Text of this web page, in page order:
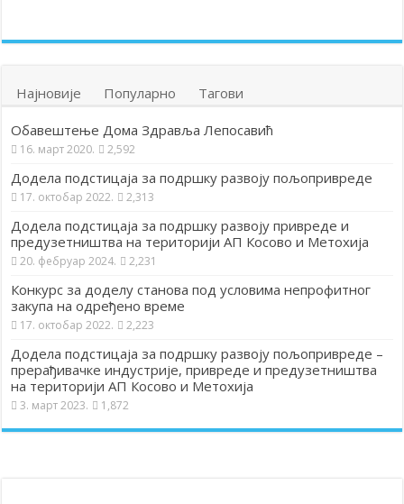
Најновије Популарно Тагови
Обавештење Дома Здравља Лепосавић
16. март 2020. 2,592
Додела подстицаја за подршку развоју пољопривреде
17. октобар 2022. 2,313
Додела подстицаја за подршку развоју привреде и
предузетништва на територији АП Косово и Метохија
20. фебруар 2024. 2,231
Конкурс за доделу станова под условима непрофитног
закупа на одређено време
17. октобар 2022. 2,223
Додела подстицаја за подршку развоју пољопривреде –
прерађивачке индустрије, привреде и предузетништва
на територији АП Косово и Метохија
3. март 2023. 1,872